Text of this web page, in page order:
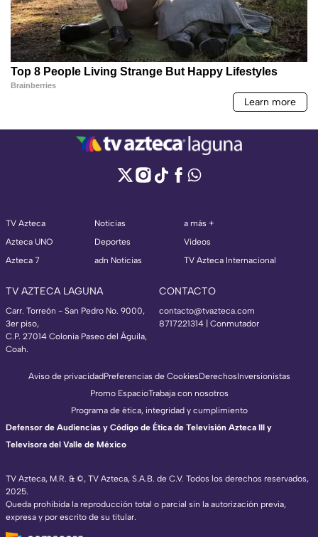
TV Azteca
Azteca UNO
Azteca 7
Noticias
Deportes
adn Noticias
a más +
Videos
TV Azteca Internacional
TV AZTECA LAGUNA
Carr. Torreón - San Pedro No. 9000,
3er piso,
C.P. 27014 Colonia Paseo del Águila,
Coah.
CONTACTO
contacto@tvazteca.com
8717221314 | Conmutador
TV Azteca, M.R. & ©, TV Azteca, S.A.B. de C.V. Todos los derechos reservados,
2025.
Queda prohibida la reproducción total o parcial sin la autorización previa,
expresa y por escrito de su titular.
Aviso de privacidadPreferencias de CookiesDerechosInversionistas
Promo EspacioTrabaja con nosotros
Programa de ética, integridad y cumplimiento
Defensor de Audiencias y Código de Ética de Televisión Azteca III y
Televisora del Valle de México